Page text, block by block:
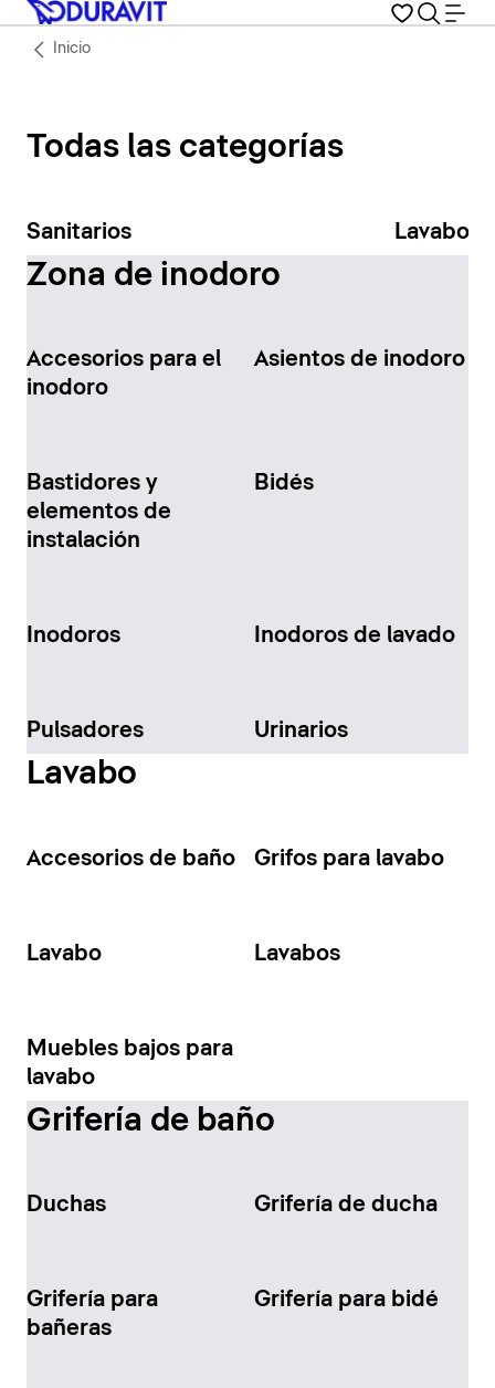
Inicio
Todas las categorías
Sanitarios Lavabos
Zona de inodoro
Accesorios para el
inodoro
Asientos de inodoro
Bastidores y
elementos de
instalación
Bidés
Inodoros Inodoros de lavado
Pulsadores Urinarios
Lavabo
Accesorios de baño Grifos para lavabo
Lavabo Lavabos
Muebles bajos para
lavabo
Grifería de baño
Duchas Grifería de ducha
Grifería para
bañeras
Grifería para bidé